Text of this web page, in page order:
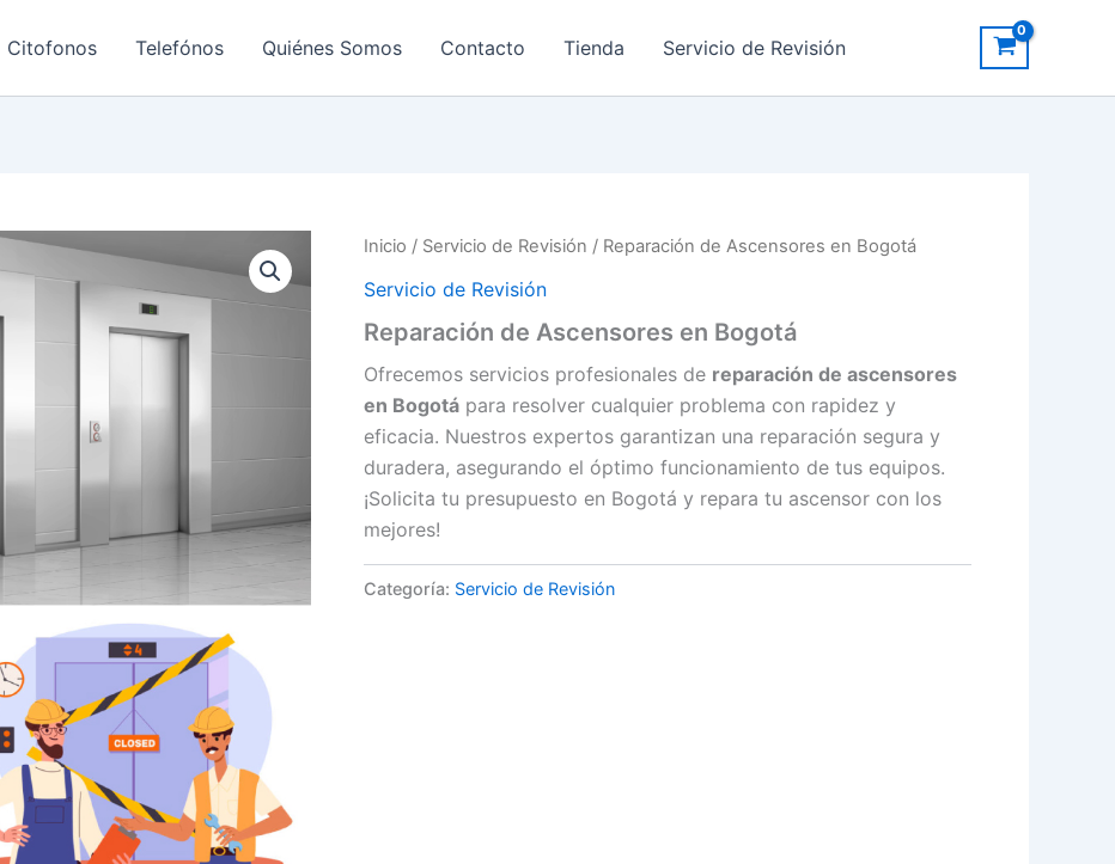
Citofonos Telefónos Quiénes Somos Contacto Tienda Servicio de Revisión
Inicio / Servicio de Revisión / Reparación de Ascensores en Bogotá
Servicio de Revisión
Reparación de Ascensores en Bogotá
Ofrecemos servicios profesionales de reparación de ascensores
en Bogotá para resolver cualquier problema con rapidez y
eficacia. Nuestros expertos garantizan una reparación segura y
duradera, asegurando el óptimo funcionamiento de tus equipos.
¡Solicita tu presupuesto en Bogotá y repara tu ascensor con los
mejores!
Categoría: Servicio de Revisión